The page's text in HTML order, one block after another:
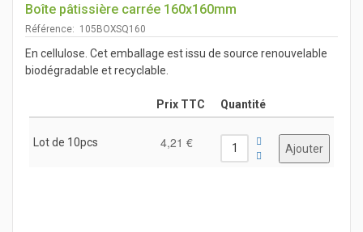
Boîte pâtissière carrée 160x160mm
Référence: 105BOXSQ160
En cellulose. Cet emballage est issu de source renouvelable
biodégradable et recyclable.
Prix TTC Quantité
Lot de 10pcs 4,21 €